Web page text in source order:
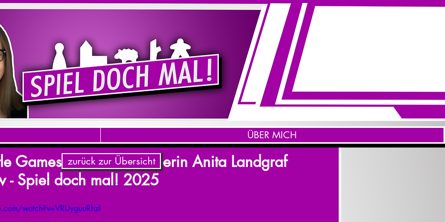
Games Agency - Inhaberin Anita Landgraf
- Spiel doch mal! 2025
watch?v=VRUyguuRhzI
zurück zur Übersicht
ÜBER MICH